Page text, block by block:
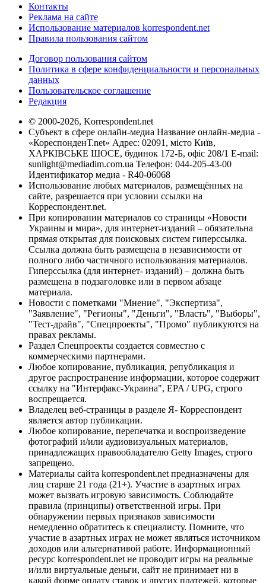
Контакты
Реклама на сайте
Использование материалов korrespondent.net
Правила пользования сайтом
Договор пользования сайтом
Политика в сфере конфиденциальности и персональных
данных
Пользовательское соглашение
Редакция
© 2000-2026, Korrespondent.net
Субъект в сфере онлайн-медиа Название онлайн-медиа -
«КореспонденТ.net» Адрес: 02091, місто Київ,
ХАРКІВСЬКЕ ШОСЕ, будинок 172-Б, офіс 208/1 E-mail:
sunlight@mediadim.com.ua Телефон: 044-205-43-00
Идентификатор медиа - R40-06068
Использование любых материалов, размещённых на
сайте, разрешается при условии ссылки на
Корреспондент.net.
При копировании материалов со страницы «Новости
Украины и мира», для интернет-изданий – обязательна
прямая открытая для поисковых систем гиперссылка.
Ссылка должна быть размещена в независимости от
полного либо частичного использования материалов.
Гиперссылка (для интернет- изданий) – должна быть
размещена в подзаголовке или в первом абзаце
материала.
Новости с пометками "Мнение", "Экспертиза",
"Заявление", "Регионы", "Деньги", "Власть", "Выборы",
"Тест-драйв", "Спецпроекты", "Промо" публикуются на
правах рекламы.
Раздел Спецпроекты создается совместно с
коммерческими партнерами.
Любое копирование, публикация, републикация и
другое распространение информации, которое содержит
ссылку на "Интерфакс-Украина", EPA / UPG, строго
воспрещается.
Владелец веб-страницы в разделе Я- Корреспондент
является автор публикации.
Любое копирование, перепечатка и воспроизведение
фотографий и/или аудиовизуальных материалов,
принадлежащих правообладателю Getty Images, строго
запрещено.
Материалы сайта korrespondent.net предназначены для
лиц старше 21 года (21+). Участие в азартных играх
может вызвать игровую зависимость. Соблюдайте
правила (принципы) ответственной игры. При
обнаружении первых признаков зависимости
немедленно обратитесь к специалисту. Помните, что
участие в азартных играх не может являться источником
доходов или альтернативой работе. Информационный
ресурс korrespondent.net не проводит игры на реальные
и/или виртуальные деньги, сайт не принимает ни в
какой форме оплату ставок и других платежей, которые